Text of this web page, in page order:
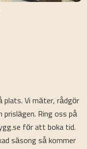
plats. Vi mäter, rådgör
Ring oss på
för att boka tid.
säsong så kommer